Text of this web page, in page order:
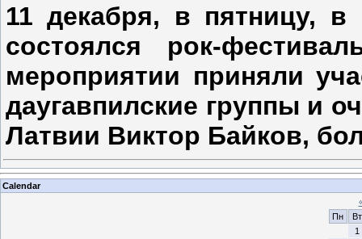
11 декабря, в пятницу, в
состоялся рок-
мероприятии приняли
даугавпилские группы и
Латвии Виктор Байков,
Calendar
Пн
Вт
1